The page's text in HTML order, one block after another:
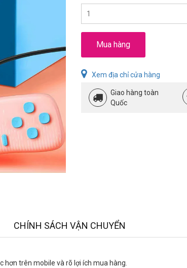
Mua hàng
Xem địa chỉ cửa hàng
Giao hàng toàn
Quốc
CHÍNH SÁCH VẬN CHUYỂN
hơn trên mobile và rõ lợi ích mua hàng.